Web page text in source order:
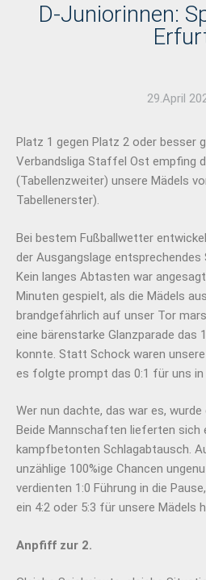
D-Juniorinnen:
29.April
Platz 1 gegen Platz 2 oder besser
Verbandsliga Staffel Ost empfing
(Tabellenzweiter) unsere Mädels
Tabellenerster).
Bei bestem Fußballwetter
der Ausgangslage entsprechendes
Kein langes Abtasten war
Minuten gespielt, als die Mädels
brandgefährlich auf unser Tor
eine bärenstarke Glanzparade das
konnte. Statt Schock waren
es folgte prompt das 0:1 für uns in
Wer nun dachte, das war es,
Beide Mannschaften lieferten sich
kampfbetonten Schlagabtausch.
unzählige 100%ige Chancen
verdienten 1:0 Führung in die
ein 4:2 oder 5:3 für unsere Mädels
Anpfiff zur 2.